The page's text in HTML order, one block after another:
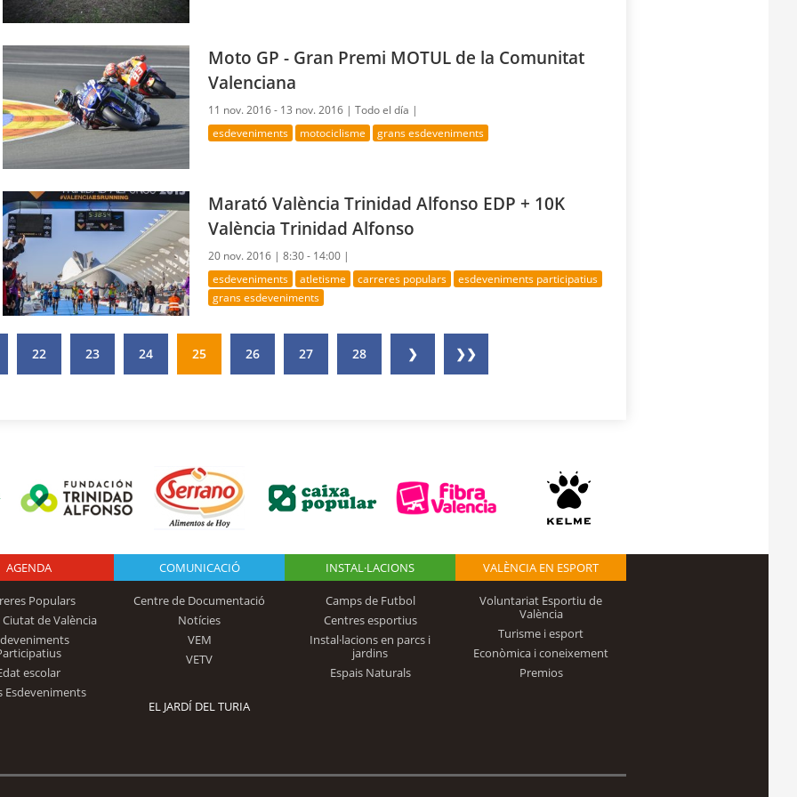
Moto GP - Gran Premi MOTUL de la Comunitat
Valenciana
11 nov. 2016 - 13 nov. 2016 |Todo el día |
esdeveniments motociclisme grans esdeveniments
Marató València Trinidad Alfonso EDP + 10K
València Trinidad Alfonso
20 nov. 2016 |8:30 - 14:00 |
esdeveniments atletisme carreres populars
esdeveniments participatius
grans esdeveniments
22 23 24 25 26 27 28 ❯ ❯❯
Logo Fundación
Trinidad Alfonso
AGENDA
Populars
de València
escolar
Esdeveniments
COMUNICACIÓ
Centre de Documentació
Notícies
VEM
VETV
INSTAL·LACIONS
Camps de Futbol
Centres esportius
Instal·lacions en parcs i
jardins
Espais Naturals
VALÈNCIA EN ESPORT
Voluntariat Esportiu de
València
Turisme i esport
Econòmica i coneixement
Premios
EL JARDÍ DEL TURIA